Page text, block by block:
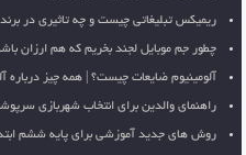
ریمیکس تبلیغاتی چیست و چه تاثیری در
چطور جم موبایل لجند بخریم که هم ارزان
آلومینیوم ضایعات چیست؟ | همه چیز درباره
راهنمای والدین برای انتخاب شهربازی
روش های جدید آموزشی برای پایه ششم